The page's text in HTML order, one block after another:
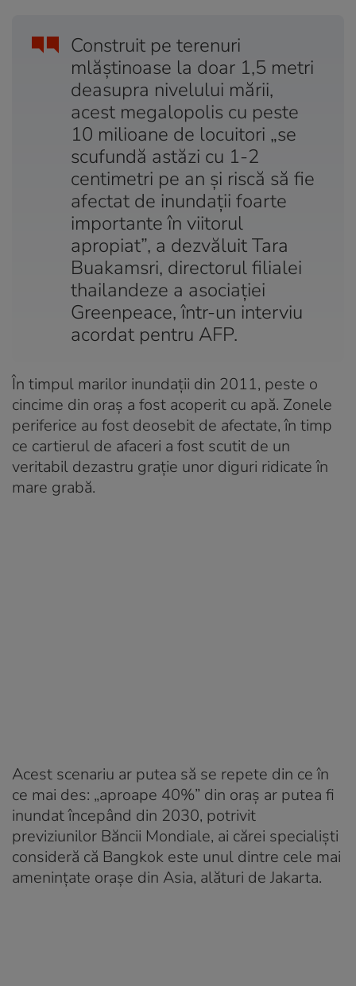
Construit pe terenuri
mlăştinoase la doar 1,5 metri
deasupra nivelului mării,
acest megalopolis cu peste
10 milioane de locuitori „se
scufundă astăzi cu 1-2
centimetri pe an şi riscă să fie
afectat de inundaţii foarte
importante în viitorul
apropiat”, a dezvăluit Tara
Buakamsri, directorul filialei
thailandeze a asociaţiei
Greenpeace, într-un interviu
acordat pentru AFP.
În timpul marilor inundaţii din 2011, peste o
cincime din oraş a fost acoperit cu apă. Zonele
periferice au fost deosebit de afectate, în timp
ce cartierul de afaceri a fost scutit de un
veritabil dezastru graţie unor diguri ridicate în
mare grabă.
Acest scenariu ar putea să se repete din ce în
ce mai des: „aproape 40%” din oraş ar putea fi
inundat începând din 2030, potrivit
previziunilor Băncii Mondiale, ai cărei specialişti
consideră că Bangkok este unul dintre cele mai
ameninţate oraşe din Asia, alături de Jakarta.